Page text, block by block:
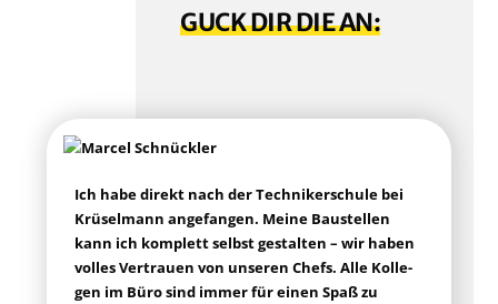
GUCK DIR DIE AN:
Ich habe direkt nach der Tech­ni­ker­schu­le bei
Krü­sel­mann ange­fan­gen. Mei­ne Bau­stel­len
kann ich kom­plett selbst gestal­ten – wir haben
vol­les Ver­trau­en von unse­ren Chefs. Alle Kol­le­
gen im Büro sind immer für einen Spaß zu